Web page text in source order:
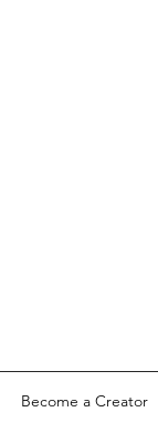
Become a Creator